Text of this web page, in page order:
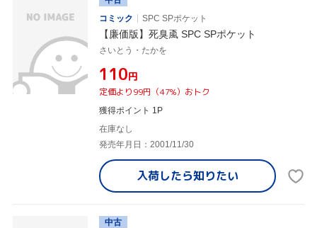
コミック
SPC SPポケット
【廉価版】死臭颪 SPC SPポケット
さいとう・たかを
¥110円
定価より99円（47%）おトク
獲得ポイント 1P
在庫なし
発売年月日：2001/11/30
入荷したら知りたい
中古